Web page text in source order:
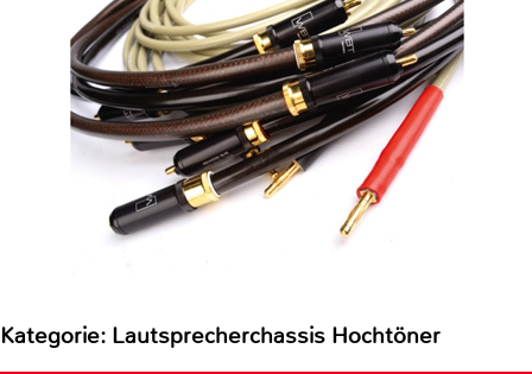
Kategorie: Lautsprecherchassis Hochtöner